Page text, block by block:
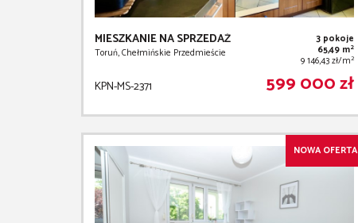
MIESZKANIE NA SPRZEDAŻ
Toruń, Chełmińskie Przedmieście
3 pokoje
65,49 m2
9 146,43 zł/m2
KPN-MS-2371 599 000 zł
NOWA OFERTA